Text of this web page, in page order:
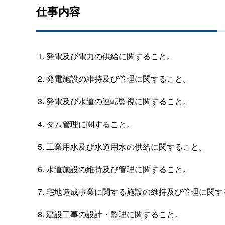
仕事内容
発電及び電力の供給に関すること。
発電施設の維持及び管理に関すること。
発電及び水道の運転監視に関すること。
ダム管理に関すること。
工業用水及び水道用水の供給に関すること。
水道施設の維持及び管理に関すること。
宅地造成事業に関する施設の維持及び管理に関
建設工事の設計・監理に関すること。